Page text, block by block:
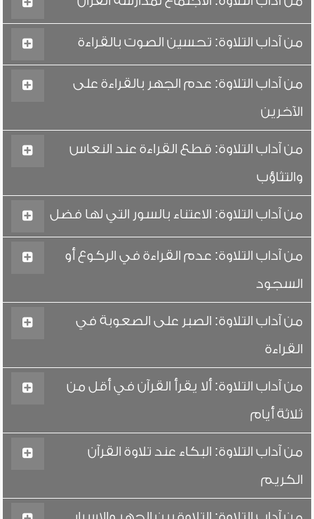
من آداب التلاوة: تحسين الصوت بالقراءة
من آداب التلاوة: عدم الجهر بالقراءة على
الآخرين
من آداب التلاوة: قطع القراءة عند النعاس
والتثاؤب
من آداب التلاوة: الاعتناء بالسور التي لها فضل
من آداب التلاوة: عدم القراءة في الركوع أو
السجود
من آداب التلاوة: الصبر على الصعوبة في
القراءة
من آداب التلاوة: ألا يقرأ القرآن في أقل من
ثلاثة أيام
من آداب التلاوة: البكاء عند تلاوة القرآن
الكريم